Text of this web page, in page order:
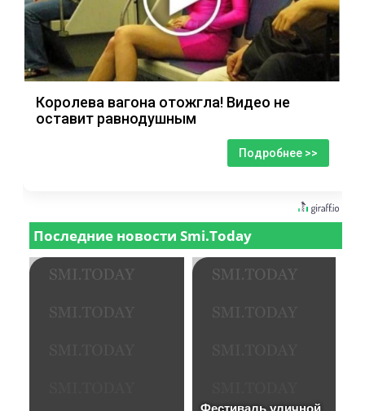
Королева вагона отожгла! Видео не
оставит равнодушным
Подробнее >>